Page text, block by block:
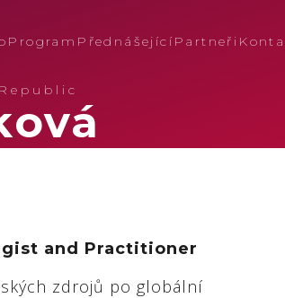
Program Přednášející Partneři
and Practitioner
zdrojů po globální